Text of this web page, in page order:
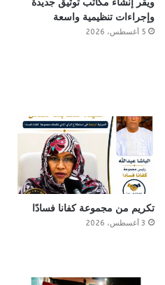
ويقر إنشاء مكاتب توثيق جديدة
وإجراءات تنظيمية واسعة
5 أغسطس، 2026
تكريم من مجموعة كفانا فسادًا
3 أغسطس، 2026